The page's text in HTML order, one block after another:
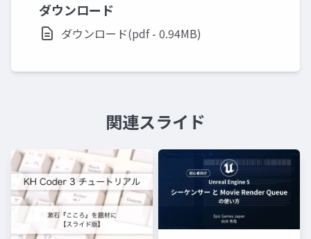
ダウンロード
ダウンロード(pdf - 0.94MB)
関連スライド